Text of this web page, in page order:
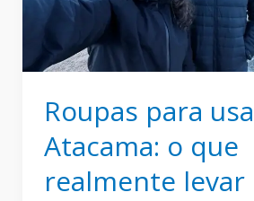
Roupas para
Atacama: o que
realmente levar